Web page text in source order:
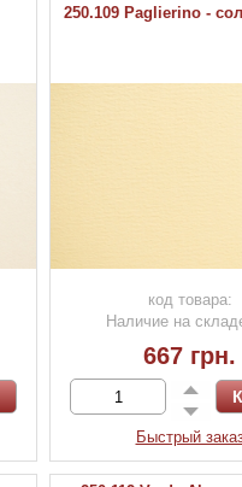
250.109 Paglierino -
код товара:
Наличие на
667 грн.
Быстрый